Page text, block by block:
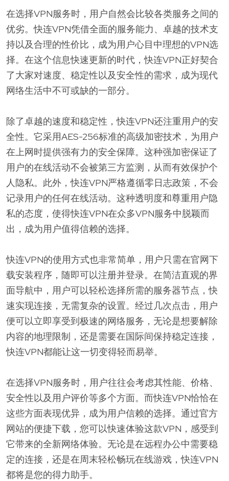
在选择VPN服务时，用户自然会比较各类服务之间的
优劣。快连VPN凭借全面的服务能力、卓越的技术支
持以及合理的性价比，成为用户心目中理想的VPN选
择。在这个信息快速更新的时代，快连VPN正好契合
了大家对速度、稳定性以及安全性的需求，成为现代
网络生活中不可或缺的一部分。
除了卓越的速度和稳定性，快连VPN还注重用户的安
全性。它采用AES-256标准的高级加密技术，为用户
在上网时提供强有力的安全保障。这种强加密保证了
用户的在线活动不会被第三方监测，从而有效保护个
人隐私。此外，快连VPN严格遵循零日志政策，不会
记录用户的任何在线活动。这种透明度和尊重用户隐
私的态度，使得快连VPN在众多VPN服务中脱颖而
出，成为用户值得信赖的选择。
快连VPN的使用方式也非常简单，用户只需在官网下
载安装程序，随即可以注册并登录。在简洁直观的界
面导航中，用户可以轻松选择所需的服务器节点，快
速实现连接，无需复杂的设置。经过几次点击，用户
便可以立即享受到极速的网络服务，无论是想要解除
内容的地理限制，还是需要在国际间保持稳定连接，
快连VPN都能让这一切变得轻而易举。
在选择VPN服务时，用户往往会考虑其性能、价格、
安全性以及用户评价等多个方面。而快连VPN恰恰在
这些方面表现优异，成为用户信赖的选择。通过官方
网站的便捷下载，您可以快速体验这款VPN，感受到
它带来的全新网络体验。无论是在远程办公中需要稳
定的连接，还是在周末轻松畅玩在线游戏，快连VPN
都将是您的得力助手。